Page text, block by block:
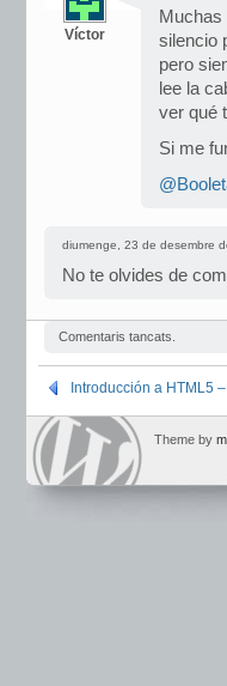
Víctor
Muchas
silencio
pero
lee la
ver qué
Si me
diumenge, 23 de desembre
No te olvides de
Comentaris tancats.
Introducción a HTML5
Theme by